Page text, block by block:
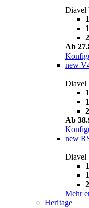
Diavel
Ab
new
Diavel
Ab
new
Diavel
Mehr
Heritage